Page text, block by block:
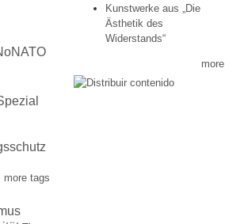
more tags
Kunstwerke aus „Die
Ästhetik des
Widerstands“
more